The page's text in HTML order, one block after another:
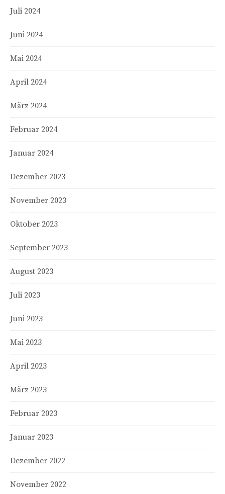
Juli 2024
Juni 2024
Mai 2024
April 2024
März 2024
Februar 2024
Januar 2024
Dezember 2023
November 2023
Oktober 2023
September 2023
August 2023
Juli 2023
Juni 2023
Mai 2023
April 2023
März 2023
Februar 2023
Januar 2023
Dezember 2022
November 2022